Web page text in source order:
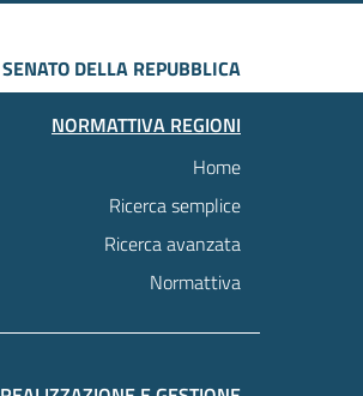
SENATO DELLA REPUBBLICA
NORMATTIVA REGIONI
Home
Ricerca semplice
Ricerca avanzata
Normattiva